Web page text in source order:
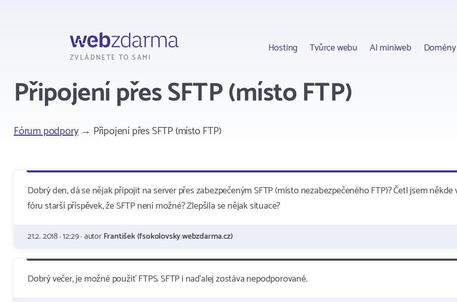
ZVLÁDNETE TO SAMI
Hosting Tvůrce webu AI miniweb Domény
Připojení přes SFTP (místo FTP)
Fórum podpory→ Připojení přes SFTP (místo FTP)
Dobrý den, dá se nějak připojit na server přes zabezpečeným SFTP (místo nezabezpečeného FTP)? Četl jsem někde
fóru starší příspěvek, že SFTP není možné? Zlepšila se nějak situace?
21.2. 2018 · 12:29 · autorFrantišek (fsokolovsky.webzdarma.cz)
Dobrý večer, je možné použiť FTPS. SFTP i naďalej zostáva nepodporované.